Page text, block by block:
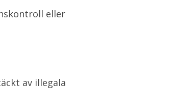
eller
av illegala